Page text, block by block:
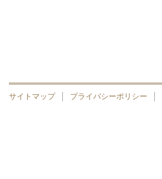
サイトマップ プライバシーポリシー